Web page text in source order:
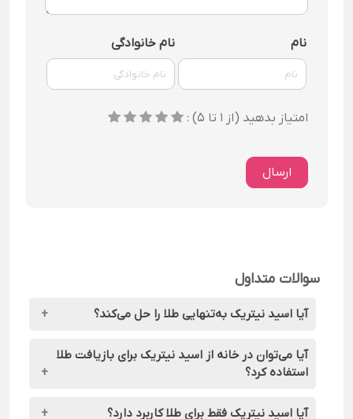
نام نام خانوادگی
امتیاز بدهید (از 1 تا 5) :
ارسال
سوالات متداول
آیا اسید نیتریک به‌تنهایی طلا را حل می‌کند؟
خیر؛ برای حل‌شدن طلا باید با اسید کلریدریک ترکیب شود
(تشکیل تیزاب سلطانی).
آیا می‌توان در خانه از اسید نیتریک برای بازیافت طلا
استفاده کرد؟
از نظر فنی بله، اما این کار به‌شدت خطرناک و غیراستاندارد
آیا اسید نیتریک فقط برای طلا کاربرد دارد؟